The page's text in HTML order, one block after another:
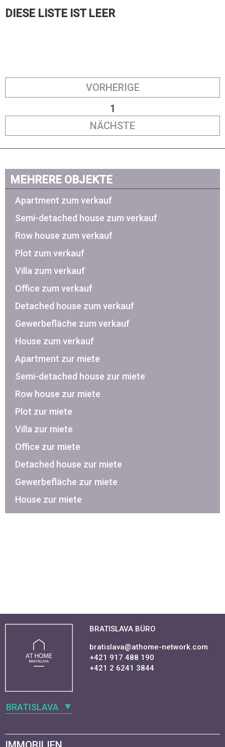
DIESE LISTE IST LEER
VORHERIGE
1
NÄCHSTE
MEHRERE OBJEKTE
Apartment zum verkauf
Semi-detached house zum verkauf
Row house zum verkauf
Plot zum verkauf
Villa zum verkauf
Office zum verkauf
Detached house zum verkauf
Gewerbefläche zum verkauf
House zum verkauf
Apartment zur miete
Semi-detached house zur miete
Row house zur miete
Plot zur miete
Villa zur miete
Office zur miete
Detached house zur miete
Gewerbefläche zur miete
House zur miete
BRATISLAVA
BRATISLAVA BÜRO
bratislava@athome-network.com
+421 917 488 190
+421 2 6241 3844